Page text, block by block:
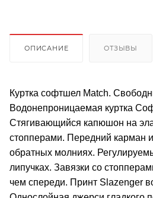
ОПИСАНИЕ ОТЗЫВЫ
Куртка софтшел Match.
Водонепроницаемая куртка
Стягивающийся капюшон на
стопперами. Передний карман
обратных молниях.
липучках. Завязки со
чем спереди. Принт Slazenger